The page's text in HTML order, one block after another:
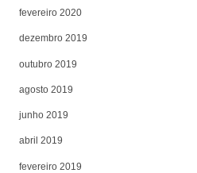
fevereiro 2020
dezembro 2019
outubro 2019
agosto 2019
junho 2019
abril 2019
fevereiro 2019